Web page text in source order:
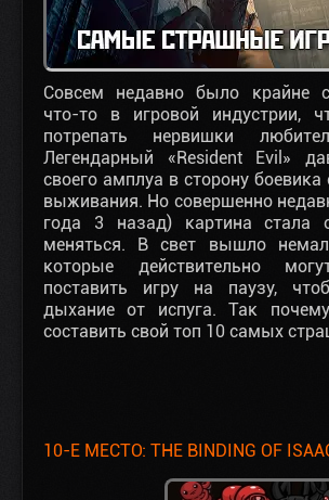
Совсем недавно было крайне
что-то в игровой индустрии,
потрепать нервишки
Легендарный «Resident Evil»
своего амплуа в сторону
выживания. Но совершенно
года 3 назад) картина стала
меняться. В свет вышло
которые действительно
поставить игру на паузу,
дыхание от испуга. Так
составить свой топ 10 самых
10-Е МЕСТО: THE BINDING OF